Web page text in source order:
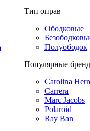
Тип оправ
Ободковые
Полуободок
Популярные
Carolina
Carrera
Marc Jacobs
Polaroid
Ray Ban